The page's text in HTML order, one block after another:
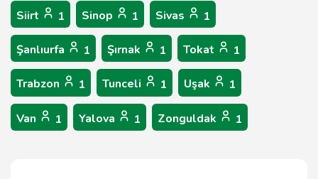
Siirt 1 Sinop 1 Sivas 1
Şanlıurfa 1 Şırnak 1 Tokat 1
Trabzon 1 Tunceli 1 Uşak 1
Van 1 Yalova 1 Zonguldak 1